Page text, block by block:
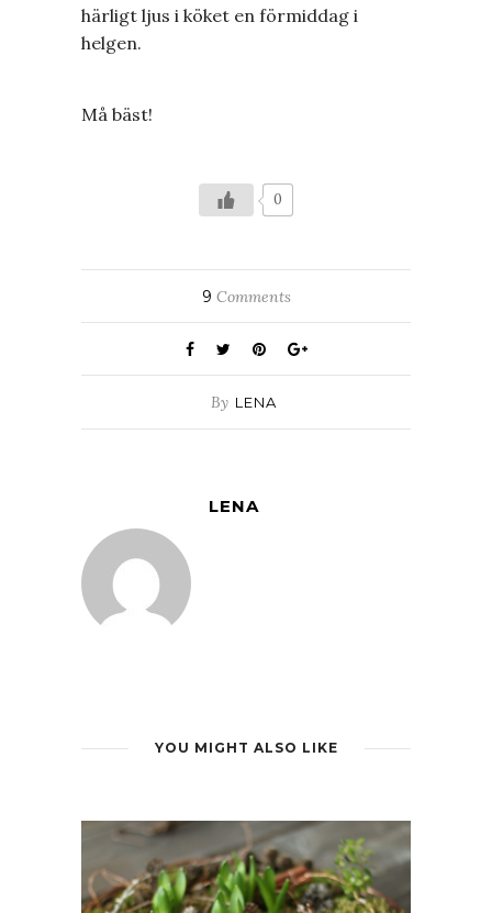
härligt ljus i köket en förmiddag i
helgen.
Må bäst!
0
9 Comments
By LENA
LENA
YOU MIGHT ALSO LIKE